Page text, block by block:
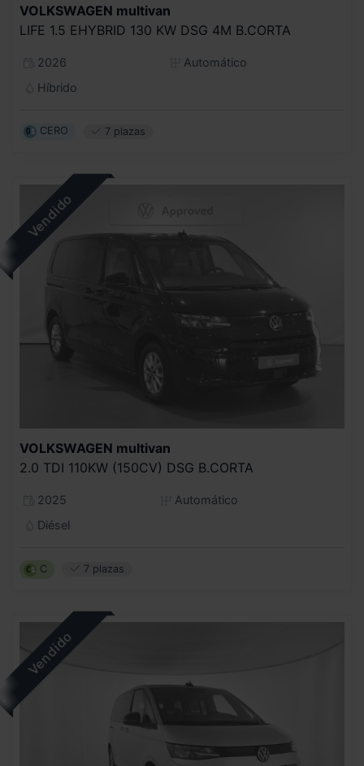
VOLKSWAGEN multivan
LIFE 1.5 EHYBRID 130 KW DSG 4M B.CORTA
2026
Automático
Híbrido
CERO 7 plazas
VOLKSWAGEN multivan
2.0 TDI 110KW (150CV) DSG B.CORTA
2025
Automático
Diésel
C 7 plazas